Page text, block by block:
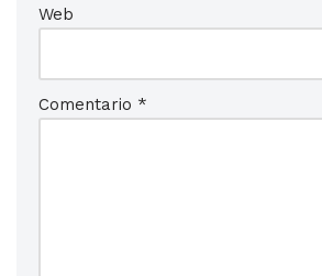
Web
Comentario *